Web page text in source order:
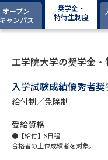
過去問題集
専門学校の資料請求
大学入学共通テスト「受験上
配慮案内」の請求
オープン
ャンパス
奨学金・
特待生制度
工学院大学の奨学金
入学試験成績優秀者
給付制／免除制
受給資格
●【給付】S日程
合格者の上位成績者を対象。